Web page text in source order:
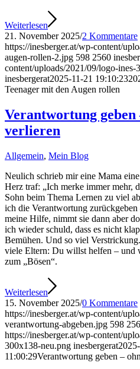
Weiterlesen
21. November 2025/2 Kommentare
https://inesberger.at/wp-content/
augen-rollen-2.jpg 598 2560
content/uploads/2021/09/logo-ines-
inesbergerat2025-11-21 19:10:23
Teenager mit den Augen rollen
Verantwortung
verlieren
Allgemein, Mein Blog
Neulich schrieb mir eine Mama
Herz traf: „Ich merke immer mehr,
Sohn beim Thema Lernen zu viel
ich die Verantwortung
meine Hilfe, nimmt sie dann aber
ich wieder schuld, dass es nicht
Bemühen. Und so viel
viele Eltern: Du willst helfen – und
zum „Bösen“.
Weiterlesen
15. November 2025/0 Kommentare
https://inesberger.at/wp-content/
verantwortung-abgeben.jpg 598
https://inesberger.at/wp-content/
300x138-neu.png inesbergerat
11:00:29Verantwortung geben –